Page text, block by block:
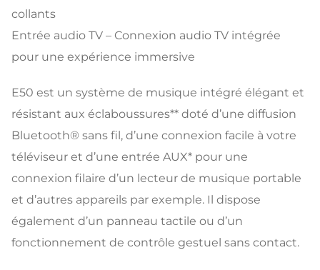
collants
Entrée audio TV – Connexion audio TV intégrée
pour une expérience immersive
E50 est un système de musique intégré élégant et
résistant aux éclaboussures** doté d’une diffusion
Bluetooth® sans fil, d’une connexion facile à votre
téléviseur et d’une entrée AUX* pour une
connexion filaire d’un lecteur de musique portable
et d’autres appareils par exemple. Il dispose
également d’un panneau tactile ou d’un
fonctionnement de contrôle gestuel sans contact.